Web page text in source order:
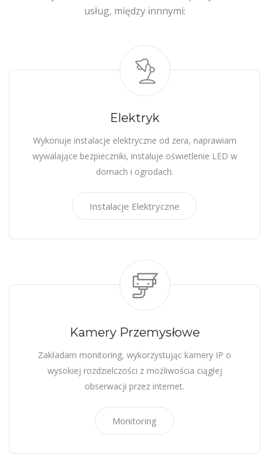
usług, między innnymi:
Elektryk
Wykonuje instalacje elektryczne od zera, naprawiam
wywalające bezpieczniki, instaluje oświetlenie LED w
domach i ogrodach.
Instalacje Elektryczne
Kamery Przemysłowe
Zakładam monitoring, wykorzystując kamery IP o
wysokiej rozdzielczości z możliwościa ciągłej
obserwacji przez internet.
Monitoring